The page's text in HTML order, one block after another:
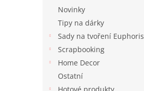
Novinky
Tipy na dárky
Sady na tvoření Euphoris
Scrapbooking
Home Decor
Ostatní